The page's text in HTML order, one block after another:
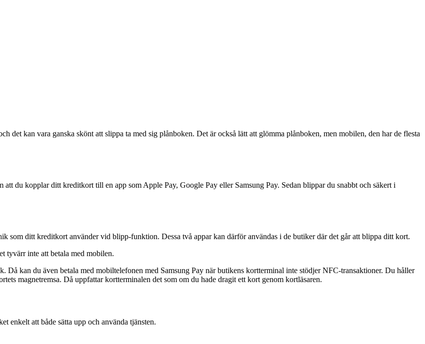
det kan vara ganska skönt att slippa ta med sig plånboken. Det är också lätt att glömma plånboken, men mobilen, den har de flesta
du kopplar ditt kreditkort till en app som Apple Pay, Google Pay eller Samsung Pay. Sedan blippar du snabbt och säkert i
som ditt kreditkort använder vid blipp-funktion. Dessa två appar kan därför användas i de butiker där det går att blippa ditt kort.
tyvärr inte att betala med mobilen.
Då kan du även betala med mobiltelefonen med Samsung Pay när butikens kortterminal inte stödjer NFC-transaktioner. Du håller
magnetremsa. Då uppfattar kortterminalen det som om du hade dragit ett kort genom kortläsaren.
enkelt att både sätta upp och använda tjänsten.